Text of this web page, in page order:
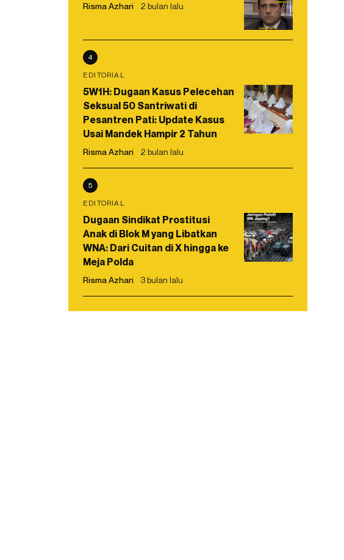
Risma Azhari 2 bulan lalu
4
EDITORIAL
5W1H: Dugaan Kasus Pelecehan
Seksual 50 Santriwati di
Pesantren Pati: Update Kasus
Usai Mandek Hampir 2 Tahun
Risma Azhari 2 bulan lalu
5
EDITORIAL
Dugaan Sindikat Prostitusi
Anak di Blok M yang Libatkan
WNA: Dari Cuitan di X hingga ke
Meja Polda
Risma Azhari 3 bulan lalu